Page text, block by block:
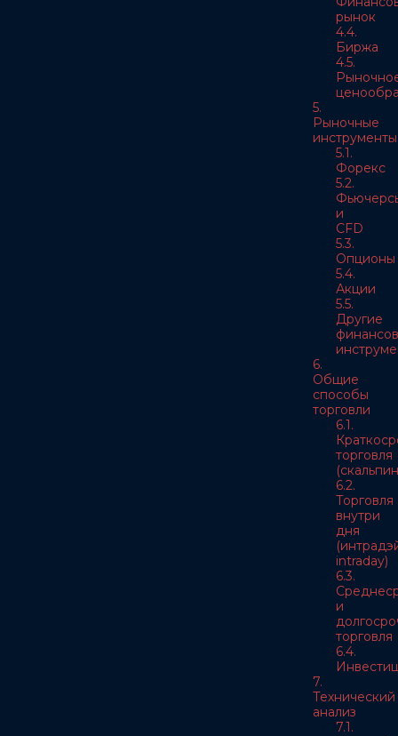
рынок
4.4.
Биржа
4.5.
5.
Рыночные
инструменты
5.1.
Форекс
5.2.
и
CFD
5.3.
Опционы
5.4.
Акции
5.5.
Другие
6.
Общие
способы
торговли
6.1.
торговля
6.2.
Торговля
внутри
дня
intraday)
6.3.
и
торговля
6.4.
7.
Технический
анализ
7.1.